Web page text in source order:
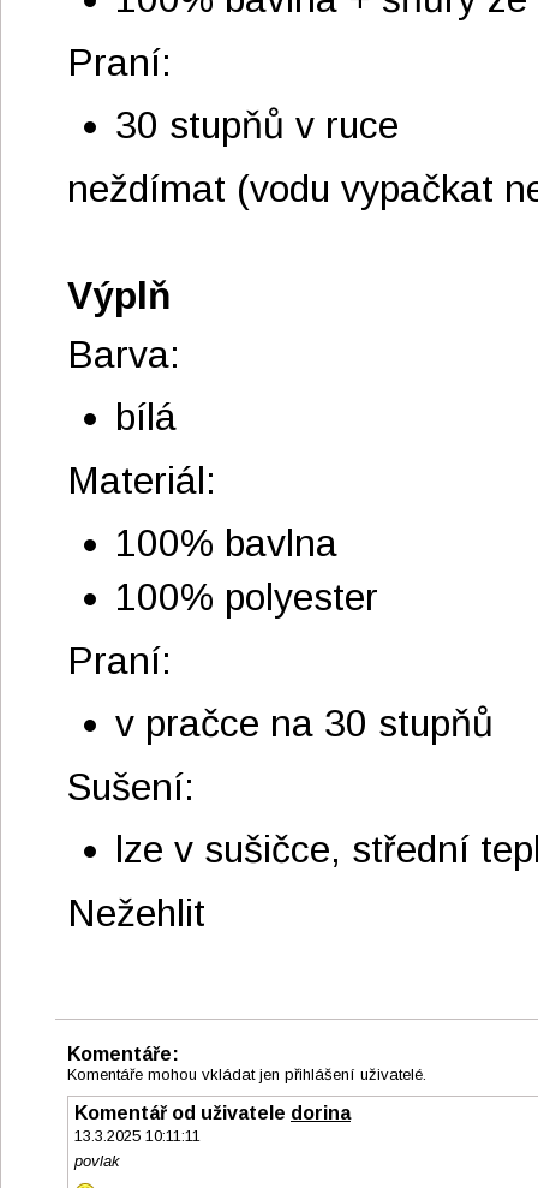
Praní:
30 stupňů v ruce
neždímat (vodu vypačkat
Výplň
Barva:
bílá
Materiál:
100% bavlna
100% polyester
Praní:
v pračce na 30 stupňů
Sušení:
lze v sušičce, střední
Nežehlit
Komentáře:
Komentáře mohou vkládat jen přihlášení uživatelé.
Komentář od uživatele dorina
13.3.2025 10:11:11
povlak